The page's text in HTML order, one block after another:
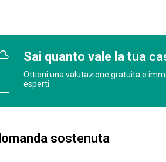
Sai quanto vale la tua
Ottieni una valutazione gratuita e
esperti
sostenuta